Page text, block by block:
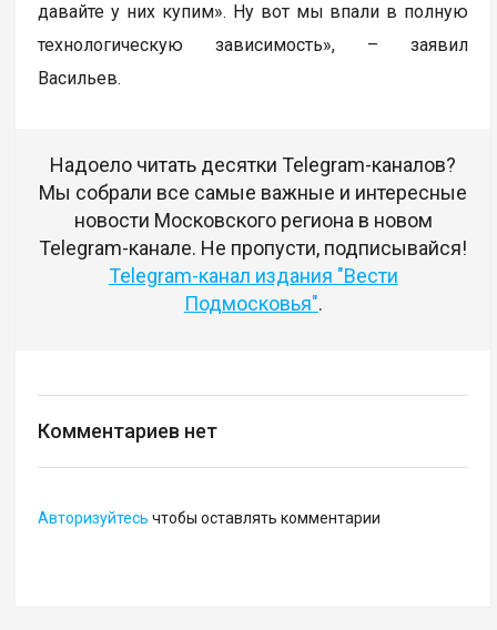
давайте у них купим». Ну вот мы впали в полную
технологическую зависимость», – заявил
Васильев.
Надоело читать десятки Telegram-каналов?
Мы собрали все самые важные и интересные
новости Московского региона в новом
Telegram-канале. Не пропусти, подписывайся!
Telegram-канал издания "Вести
Подмосковья".
Комментариев нет
Авторизуйтесь чтобы оставлять комментарии